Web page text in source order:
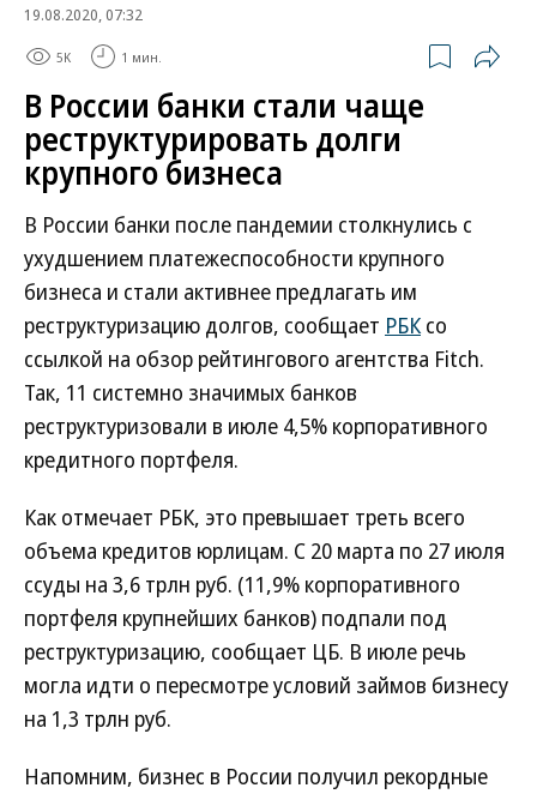
19.08.2020, 07:32
5K 1 мин.
В России банки стали чаще
реструктурировать долги
крупного бизнеса
В России банки после пандемии столкнулись с
ухудшением платежеспособности крупного
бизнеса и стали активнее предлагать им
реструктуризацию долгов, сообщает РБКсо
ссылкой на обзор рейтингового агентства Fitch.
Так, 11 системно значимых банков
реструктуризовали в июле 4,5% корпоративного
кредитного портфеля.
Как отмечает РБК, это превышает треть всего
объема кредитов юрлицам. С 20 марта по 27 июля
ссуды на 3,6 трлн руб. (11,9% корпоративного
портфеля крупнейших банков) подпали под
реструктуризацию, сообщает ЦБ. В июле речь
могла идти о пересмотре условий займов бизнесу
на 1,3 трлн руб.
Напомним, бизнес в России получил рекордные